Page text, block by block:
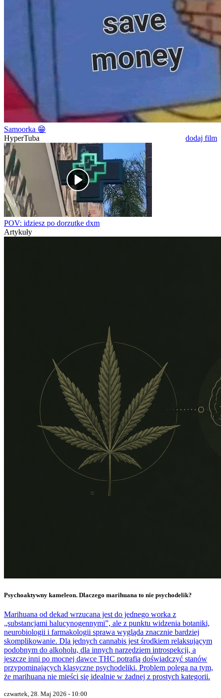
Samoorka 😁
HyperTuba
dodaj film
POV: idziesz po dorzutke dxm
Artykuły
Psychoaktywny kameleon. Dlaczego marihuana to nie psychodelik?
Marihuana od dekad wrzucana jest do jednego worka z
„substancjami halucynogennymi”, ale z punktu widzenia botaniki,
neurobiologii i farmakologii sprawa wygląda znacznie bardziej
skomplikowanie. Dla jednych cannabis jest środkiem relaksującym
podobnym do alkoholu, dla innych narzędziem introspekcji, a
jeszcze inni po mocnej dawce THC potrafią doświadczyć stanów
przypominających klasyczne psychodeliki. Problem polega na tym,
że marihuana nie mieści się idealnie w żadnej z prostych kategorii.
czwartek, 28. Maj 2026 - 10:00